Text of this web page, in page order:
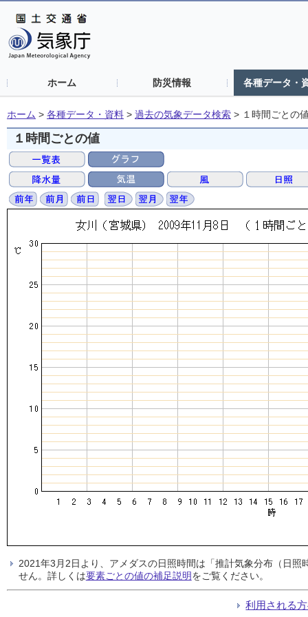
ホーム 防災情報 各種データ・
ホーム > 各種データ・資料 > 過去の気象データ検索 > １時間ごとの
１時間ごとの値
2021年3月2日より、アメダスの日照時間は「推計気象分布（日
せん。詳しくは要素ごとの値の補足説明をご覧ください。
利用される